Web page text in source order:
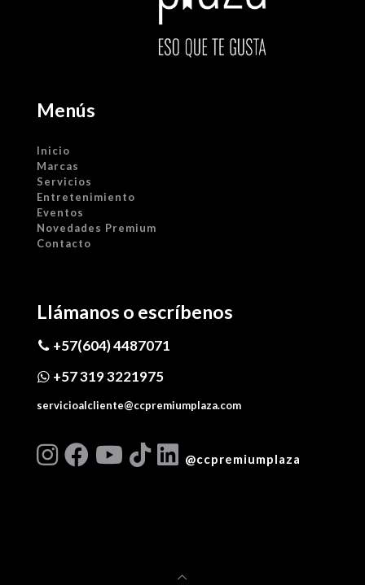
Menús
Inicio
Marcas
Servicios
Entretenimiento
Eventos
Novedades Premium
Contacto
Llámanos o escríbenos
+57(604) 4487071
+57 319 3221975
servicioalcliente@ccpremiumplaza.com
@ccpremiumplaza